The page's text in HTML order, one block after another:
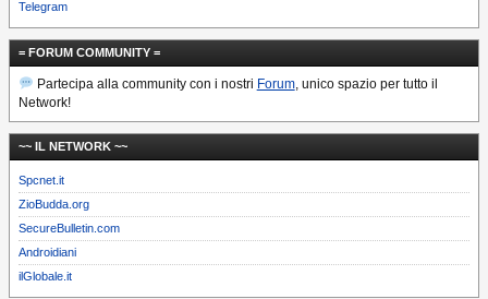
Telegram
= FORUM COMMUNITY =
Partecipa alla community con i nostri Forum, unico spazio per tutto il
Network!
~~ IL NETWORK ~~
Spcnet.it
ZioBudda.org
SecureBulletin.com
Androidiani
ilGlobale.it